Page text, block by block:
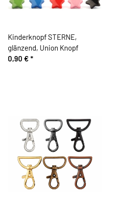
Kinderknopf STERNE,
glänzend, Union Knopf
0,90 € *